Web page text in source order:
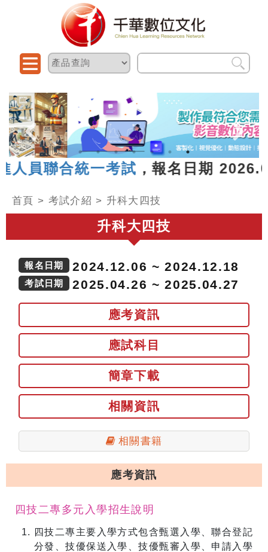
一考試，報名日期 2026.06.26
首頁 > 考試介紹 > 升科大四技
升科大四技
報名日期 2024.12.06 ~ 2024.12.18
考試日期 2025.04.26 ~ 2025.04.27
應考資訊
應試科目
簡章下載
相關資訊
相關書籍
應考資訊
四技二專多元入學招生說明
四技二專主要入學方式包含甄選入學、聯合登記
分發、技優保送入學、技優甄審入學、申請入學